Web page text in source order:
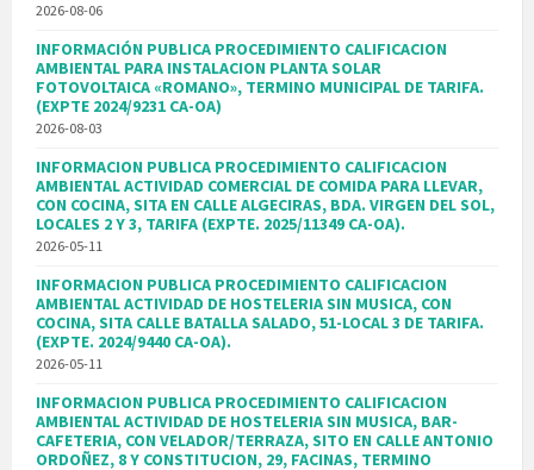
2026-08-06
INFORMACIÓN PUBLICA PROCEDIMIENTO CALIFICACION
AMBIENTAL PARA INSTALACION PLANTA SOLAR
FOTOVOLTAICA «ROMANO», TERMINO MUNICIPAL DE TARIFA.
(EXPTE 2024/9231 CA-OA)
2026-08-03
INFORMACION PUBLICA PROCEDIMIENTO CALIFICACION
AMBIENTAL ACTIVIDAD COMERCIAL DE COMIDA PARA LLEVAR,
CON COCINA, SITA EN CALLE ALGECIRAS, BDA. VIRGEN DEL SOL,
LOCALES 2 Y 3, TARIFA (EXPTE. 2025/11349 CA-OA).
2026-05-11
INFORMACION PUBLICA PROCEDIMIENTO CALIFICACION
AMBIENTAL ACTIVIDAD DE HOSTELERIA SIN MUSICA, CON
COCINA, SITA CALLE BATALLA SALADO, 51-LOCAL 3 DE TARIFA.
(EXPTE. 2024/9440 CA-OA).
2026-05-11
INFORMACION PUBLICA PROCEDIMIENTO CALIFICACION
AMBIENTAL ACTIVIDAD DE HOSTELERIA SIN MUSICA, BAR-
CAFETERIA, CON VELADOR/TERRAZA, SITO EN CALLE ANTONIO
ORDOÑEZ, 8 Y CONSTITUCION, 29, FACINAS, TERMINO